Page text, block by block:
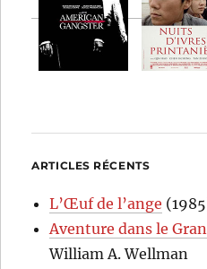
ARTICLES RÉCENTS
L’Œuf de l’ange
Aventure dans le
William A. Wellman